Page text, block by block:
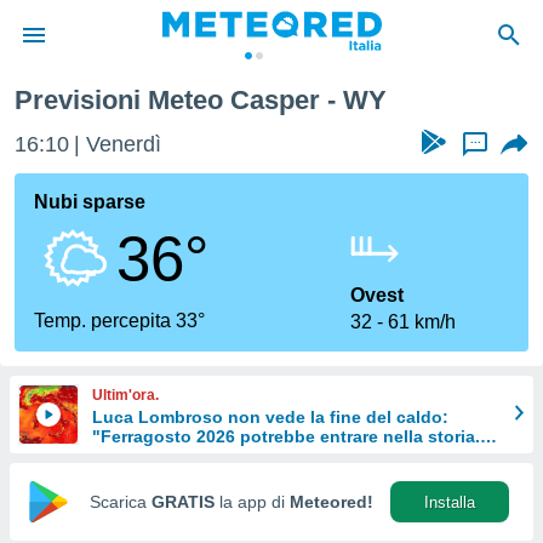
di
per
le
di
Web
Previsioni Meteo Casper - WY
16:10 Venerdì ...
Nubi sparse
36°
Temp. percepita 33°
Ovest
32
61 km/h
Ultim'ora.
Luca Lombroso non vede la fine del caldo:
"Ferragosto 2026 potrebbe entrare nella storia.
Scarica GRATIS la app di Meteored! Installa